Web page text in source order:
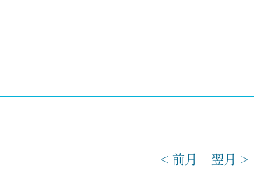
< 前月 翌月 >